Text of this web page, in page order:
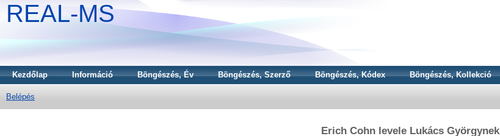
REAL-MS
Kezdőlap Információ Böngészés, Év Böngészés, Szerző Böngészés, Kódex Böngészés, Kollekció
Belépés
Erich Cohn levele Lukács Györgynek